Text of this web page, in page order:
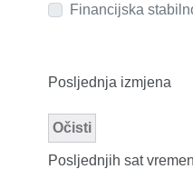
Financijska
Posljednja izmjena
Očisti
Posljednjih sat